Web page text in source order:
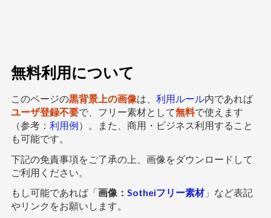
無料利用について
このページの黒背景上の画像は、 利用ルール内であれば
ユーザ登録不要で、フリー素材として無料で使えます
（参考： 利用例）。また、商用・ビジネス利用すること
も可能です。
下記の免責事項をご了承の上、画像をダウンロードして
ご利用ください。
もし可能であれば「画像： Sotheiフリー素材」など表記
やリンクをお願いします。